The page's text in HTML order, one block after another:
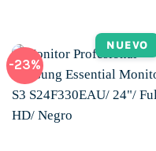
-23%
NUEVO